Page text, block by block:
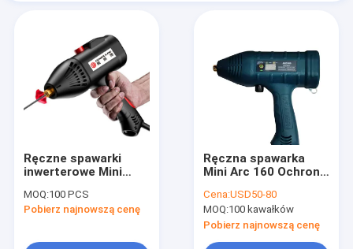
Ręczne spawarki
inwerterowe Mini
inwerter DC IGBT
MOQ:100 PCS
Pobierz najnowszą cenę
Ręczna spawarka
Mini Arc 160 Ochrona
Cena:USD50-80
MOQ:100 kawałków
Pobierz najnowszą cenę